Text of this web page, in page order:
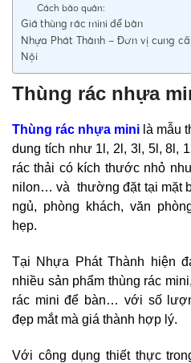
Cách bảo quản:
Giá thùng rác mini để bàn
Nhựa Phát Thành – Đơn vị cung
Nội
Thùng rác nhựa
Thùng rác nhựa mini là mẫu
dung tích như 1l, 2l, 3l, 5l, 8l,
rác thải có kích thước nhỏ
nilon… và thường đặt tại mặt
ngủ, phòng khách, văn
hẹp.
Tại Nhựa Phát Thành hiện
nhiều sản phẩm thùng rác
rác mini để bàn… với số
đẹp mắt mà giá thành hợp lý.
Với công dụng thiết thực